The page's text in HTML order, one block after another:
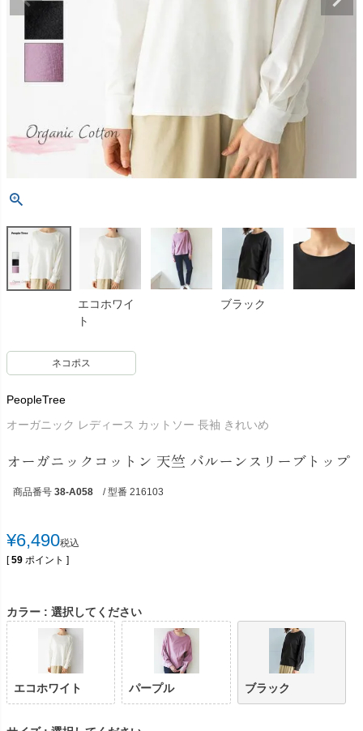
エコホワイ
ト
ブラック
ネコポス
PeopleTree
オーガニック レディース カットソー 長袖 きれいめ
オーガニックコットン 天竺 バルーンスリーブトップ
商品番号 38-A058 / 型番 216103
¥6,490税込
[ 59 ポイント ]
カラー 選択してください
エコホワイト パープル ブラック